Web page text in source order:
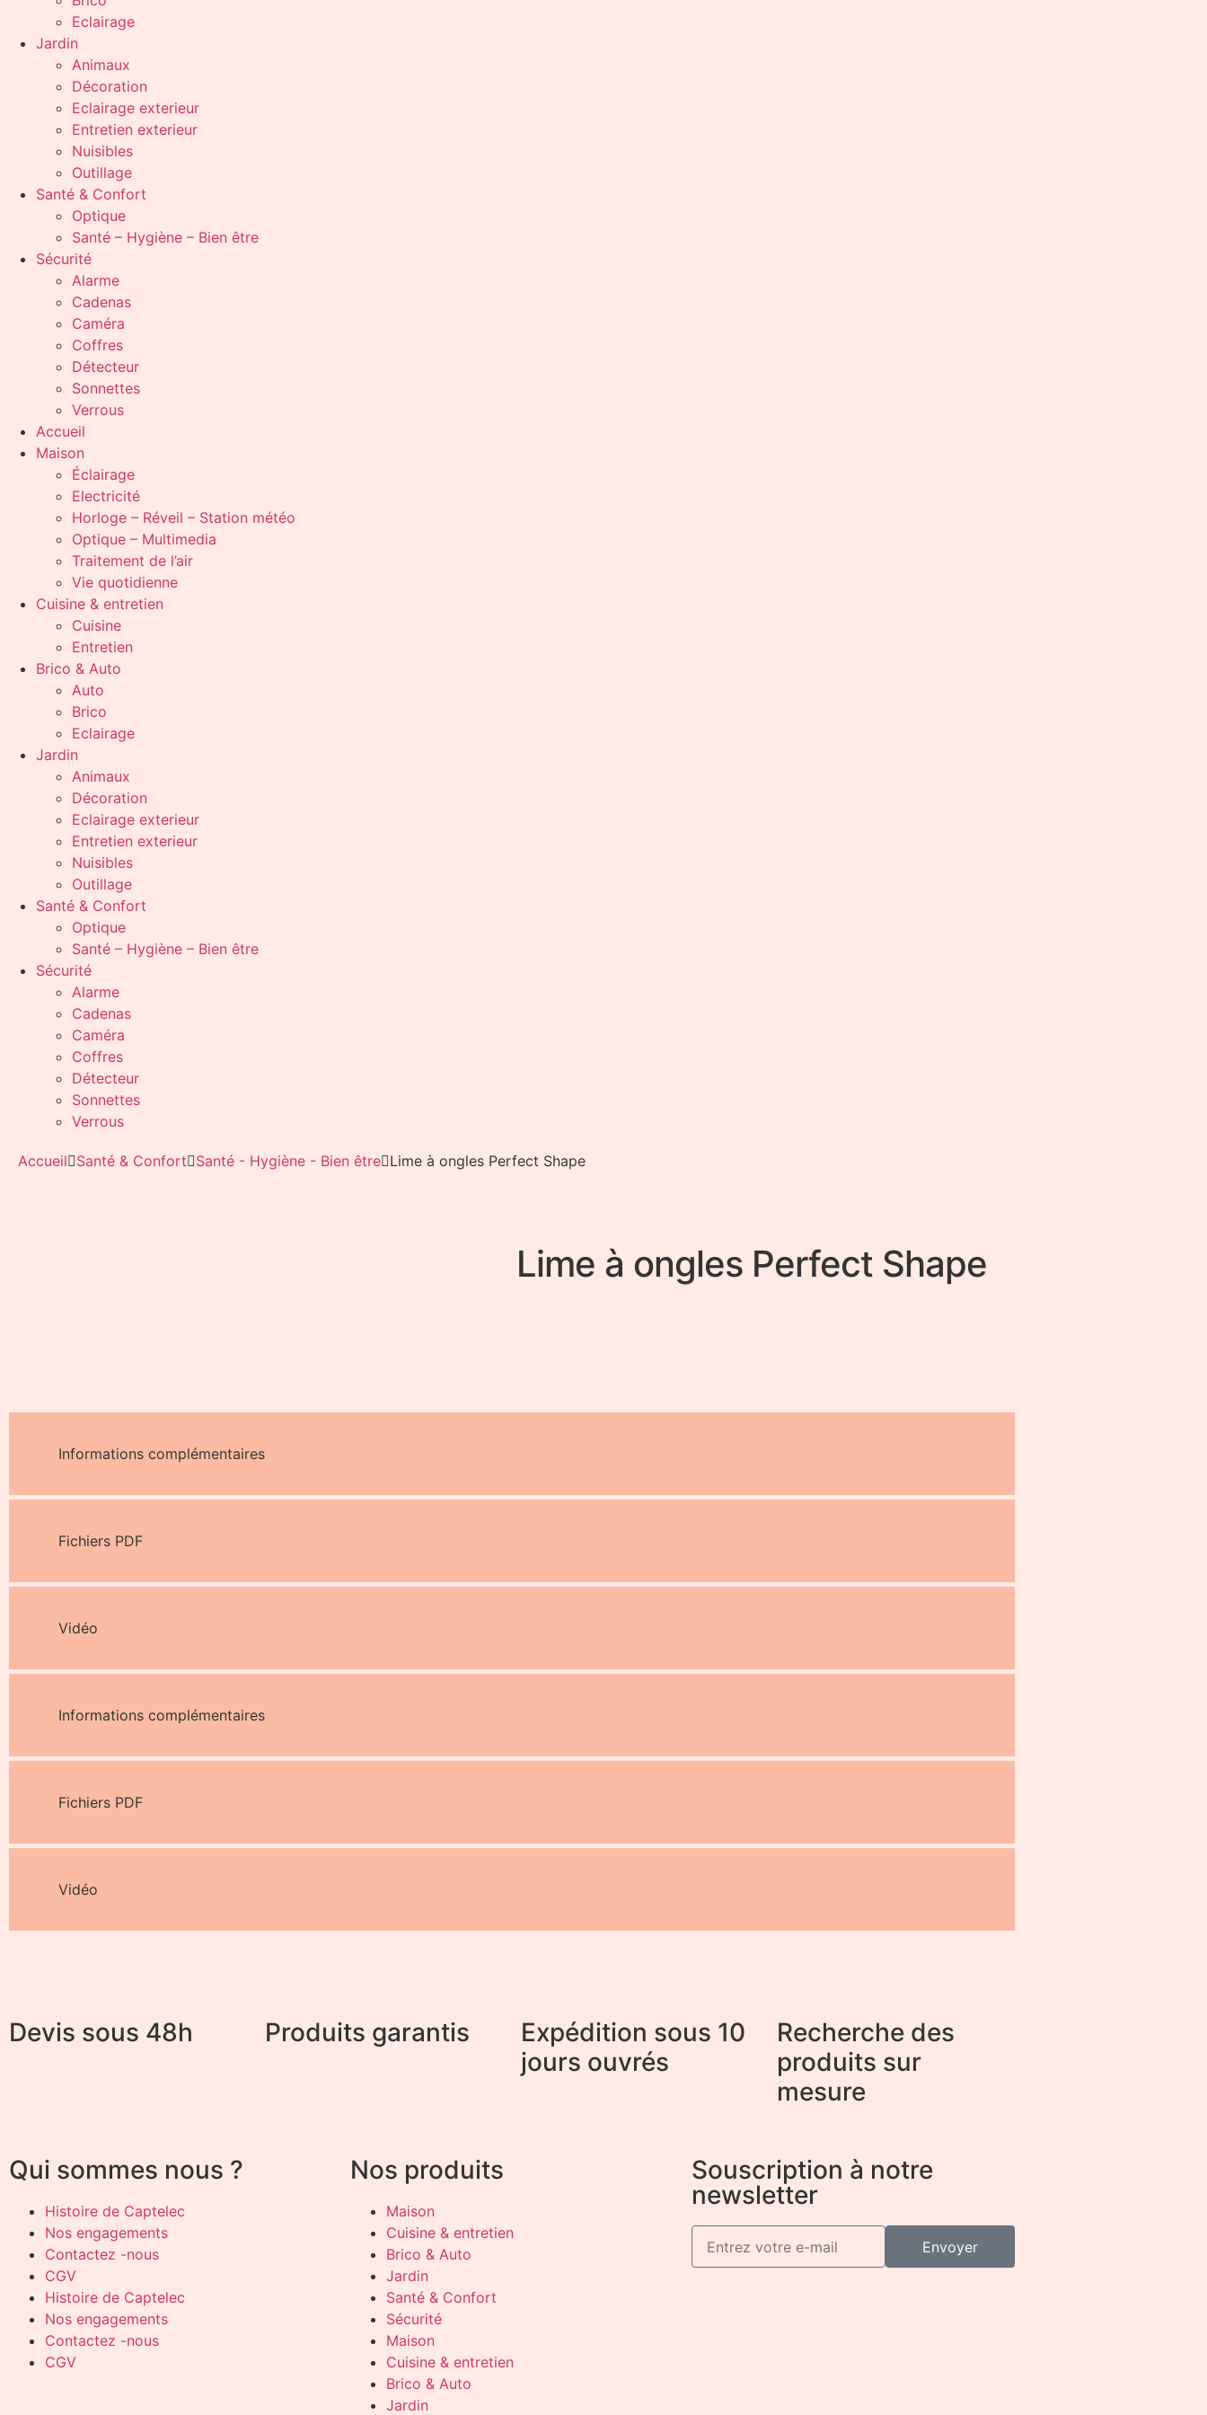
Eclairage
Jardin
Animaux
Décoration
Eclairage exterieur
Entretien exterieur
Nuisibles
Outillage
Santé & Confort
Optique
Santé – Hygiène – Bien être
Sécurité
Alarme
Cadenas
Caméra
Coffres
Détecteur
Sonnettes
Verrous
Accueil
Maison
Éclairage
Electricité
Horloge – Réveil – Station météo
Optique – Multimedia
Traitement de l’air
Vie quotidienne
Cuisine & entretien
Cuisine
Entretien
Brico & Auto
Auto
Brico
Eclairage
Jardin
Animaux
Décoration
Eclairage exterieur
Entretien exterieur
Nuisibles
Outillage
Santé & Confort
Optique
Santé – Hygiène – Bien être
Sécurité
Alarme
Cadenas
Caméra
Coffres
Détecteur
Sonnettes
Verrous
Accueil Santé & Confort Santé - Hygiène - Bien être Lime à ongles Perfect Shape
Lime à ongles Perfect Shape
Informations complémentaires
Fichiers PDF
Vidéo
Informations complémentaires
Fichiers PDF
Vidéo
Devis sous 48h Produits garantis
Expédition sous 10
jours ouvrés
Recherche des
produits sur
mesure
Qui sommes nous ?
Histoire de Captelec
Nos engagements
Contactez -nous
CGV
Histoire de Captelec
Nos engagements
Contactez -nous
CGV
Nos produits
Maison
Cuisine & entretien
Brico & Auto
Jardin
Santé & Confort
Sécurité
Maison
Cuisine & entretien
Brico & Auto
Jardin
Souscription à notre
newsletter
Envoyer